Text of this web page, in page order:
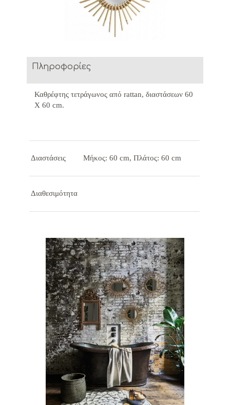
Πληροφορίες
Καθρέφτης τετράγωνος από rattan, διαστάσεων 60
Χ 60 cm.
Διαστάσεις Μήκος: 60 cm, Πλάτος: 60 cm
Διαθεσιμότητα